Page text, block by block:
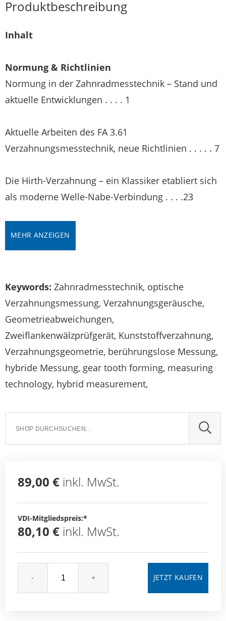
Produktbeschreibung
Inhalt
Normung & Richtlinien
Normung in der Zahnradmesstechnik – Stand und
aktuelle Entwicklungen . . . . 1
Aktuelle Arbeiten des FA 3.61
Verzahnungsmesstechnik, neue Richtlinien . . . . . 7
Die Hirth-Verzahnung – ein Klassiker etabliert sich
als moderne Welle-Nabe-Verbindung . . . .23
MEHR ANZEIGEN
Keywords: Zahnradmesstechnik, optische
Verzahnungsmessung, Verzahnungsgeräusche,
Geometrieabweichungen,
Zweiflankenwälzprüfgerät, Kunststoffverzahnung,
Verzahnungsgeometrie, berührungslose Messung,
hybride Messung, gear tooth forming, measuring
technology, hybrid measurement,
89,00 € inkl. MwSt.
VDI-Mitgliedspreis:*
80,10 € inkl. MwSt.
- +